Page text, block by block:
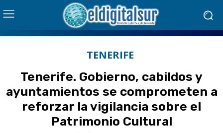
TENERIFE
Tenerife. Gobierno, cabildos y
ayuntamientos se comprometen a
reforzar la vigilancia sobre el
Patrimonio Cultural